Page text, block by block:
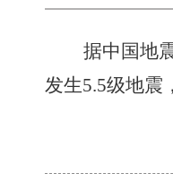
据中国地
发生5.5级地震